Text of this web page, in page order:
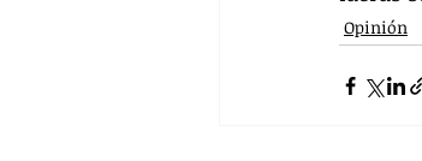
Opinión